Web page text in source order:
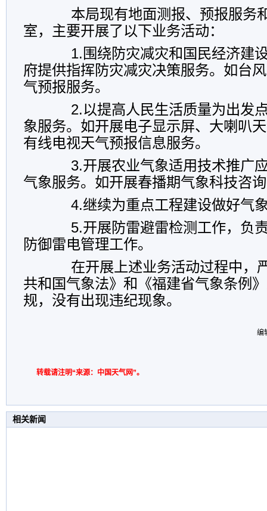
本局现有地面测报、预报服务
室，主要开展了以下业务活动：
1.围绕防灾减灾和国民经济建设
府提供指挥防灾减灾决策服务。如台
气预报服务。
2.以提高人民生活质量为出发点
象服务。如开展电子显示屏、大喇叭
有线电视天气预报信息服务。
3.开展农业气象适用技术推广应
气象服务。如开展春播期气象科技咨
4.继续为重点工程建设做好气
5.开展防雷避雷检测工作，负责
防御雷电管理工作。
在开展上述业务活动过程中，
共和国气象法》和《福建省气象条例
规，没有出现违纪现象。
编
转载请注明“来源：中国天气网”。
相关新闻